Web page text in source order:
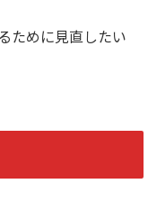
ために見直したい